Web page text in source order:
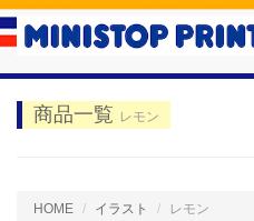
商品一覧 レモン
HOME イラスト レモン